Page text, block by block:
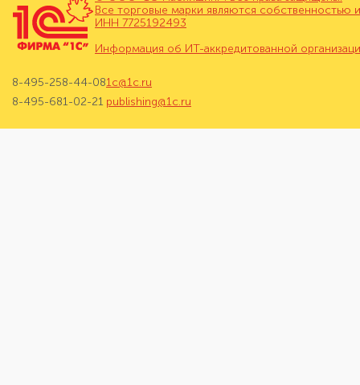
Все торговые марки являются собственностью
ИНН 7725192493
Информация об ИТ-аккредитованной
8-495-258-44-08
8-495-681-02-21
1c@1c.ru
publishing@1c.ru